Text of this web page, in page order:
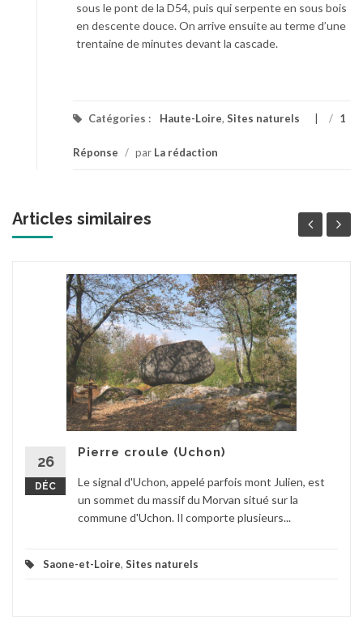
sous le pont de la D54, puis qui serpente en sous bois
en descente douce. On arrive ensuite au terme d’une
trentaine de minutes devant la cascade.
Catégories : Haute-Loire, Sites naturels / 1
Réponse / par La rédaction
Articles similaires
26
DÉC
Pierre croule (Uchon)
Le signal d'Uchon, appelé parfois mont Julien, est
un sommet du massif du Morvan situé sur la
commune d'Uchon. Il comporte plusieurs...
Saone-et-Loire, Sites naturels